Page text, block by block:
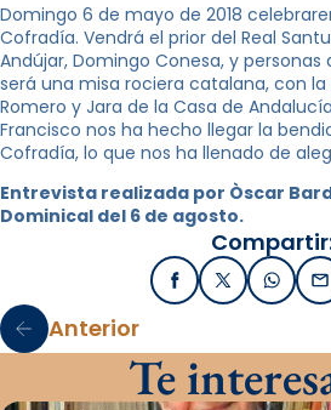
Domingo 6 de mayo de 2018
Cofradía. Vendrá el prior del Real
Andújar, Domingo Conesa, y
será una misa rociera catalana, con
Romero y Jara de la Casa de
Francisco nos ha hecho llegar la
Cofradía, lo que nos ha llenado de
Entrevista realizada por Òscar
Dominical del 6 de agosto.
FacebookX / Twitter
Anterior
Te